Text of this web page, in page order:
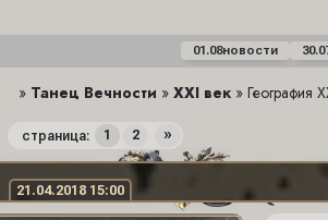
01.08новости
» Танец Вечности » XXI век » География
страница: 1 2 »
21.04.2018 15:00